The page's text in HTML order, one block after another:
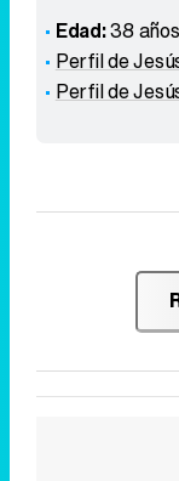
Edad:38 años
Perfil de
Perfil de